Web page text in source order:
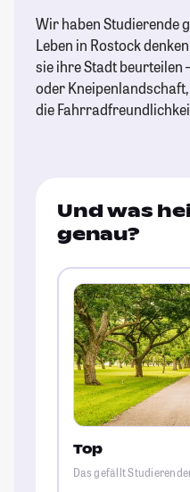
Wir haben Studierende
Leben in Rostock
sie ihre Stadt beurteilen
oder
die
Und was
genau?
Top
Das gefällt